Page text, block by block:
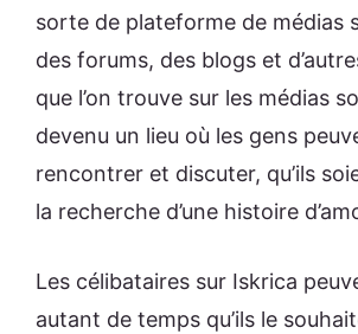
sorte de plateforme de médias
des forums, des blogs et
que l’on trouve sur les médias
devenu un lieu où les gens
rencontrer et discuter, qu’ils
la recherche d’une histoire
Les célibataires sur Iskrica
autant de temps qu’ils le